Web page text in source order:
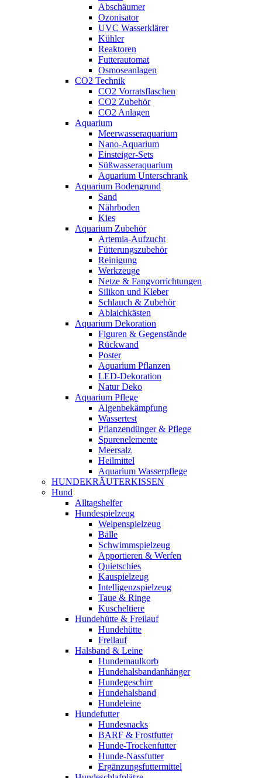
Abschäumer
Ozonisator
UVC Wasserklärer
Kühler
Reaktoren
Futterautomat
Osmoseanlagen
CO2 Technik
CO2 Vorratsflaschen
CO2 Zubehör
CO2 Anlagen
Aquarium
Meerwasseraquarium
Nano-Aquarium
Einsteiger-Sets
Süßwasseraquarium
Aquarium Unterschrank
Aquarium Bodengrund
Sand
Nährboden
Kies
Aquarium Zubehör
Artemia-Aufzucht
Fütterungszubehör
Reinigung
Werkzeuge
Netze & Fangvorrichtungen
Silikon und Kleber
Schlauch & Zubehör
Ablaichkästen
Aquarium Dekoration
Figuren & Gegenstände
Rückwand
Poster
Aquarium Pflanzen
LED-Dekoration
Natur Deko
Aquarium Pflege
Algenbekämpfung
Wassertest
Pflanzendünger & Pflege
Spurenelemente
Meersalz
Heilmittel
Aquarium Wasserpflege
HUNDEKRÄUTERKISSEN
Hund
Alltagshelfer
Hundespielzeug
Welpenspielzeug
Bälle
Schwimmspielzeug
Apportieren & Werfen
Quietschies
Kauspielzeug
Intelligenzspielzeug
Taue & Ringe
Kuscheltiere
Hundehütte & Freilauf
Hundehütte
Freilauf
Halsband & Leine
Hundemaulkorb
Hundehalsbandanhänger
Hundegeschirr
Hundehalsband
Hundeleine
Hundefutter
Hundesnacks
BARF & Frostfutter
Hunde-Trockenfutter
Hunde-Nassfutter
Ergänzungsfuttermittel